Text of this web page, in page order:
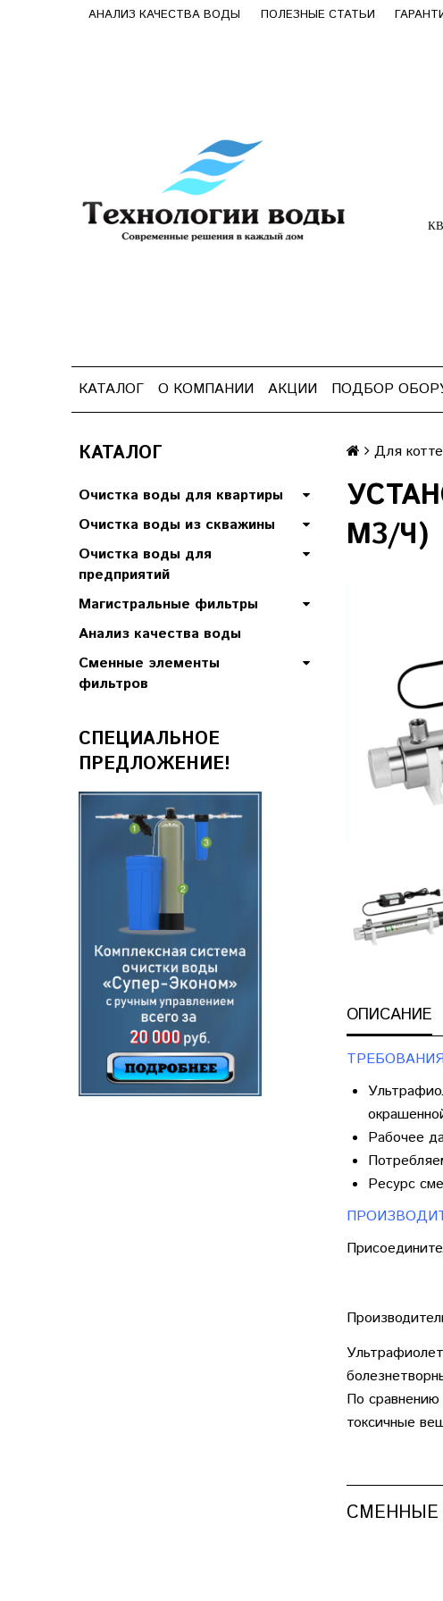
АНАЛИЗ КАЧЕСТВА ВОДЫ ПОЛЕЗНЫЕ СТАТЬИ
КАТАЛОГ О КОМПАНИИ АКЦИИ ПОДБОР
КАТАЛОГ
Очистка воды для квартиры
Очистка воды из скважины
Очистка воды для
предприятий
Магистральные фильтры
Анализ качества воды
Сменные элементы
фильтров
СПЕЦИАЛЬНОЕ
ПРЕДЛОЖЕНИЕ!
Для
М3/Ч)
ОПИСАНИЕ
Рабочее
Ресурс
По
токсичные